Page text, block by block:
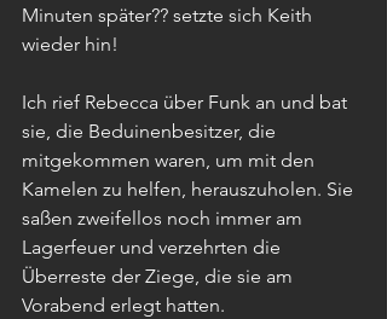
Minuten später?? setzte sich Keith
wieder hin!
Ich rief Rebecca über Funk an und bat
sie, die Beduinenbesitzer, die
mitgekommen waren, um mit den
Kamelen zu helfen, herauszuholen. Sie
saßen zweifellos noch immer am
Lagerfeuer und verzehrten die
Überreste der Ziege, die sie am
Vorabend erlegt hatten.